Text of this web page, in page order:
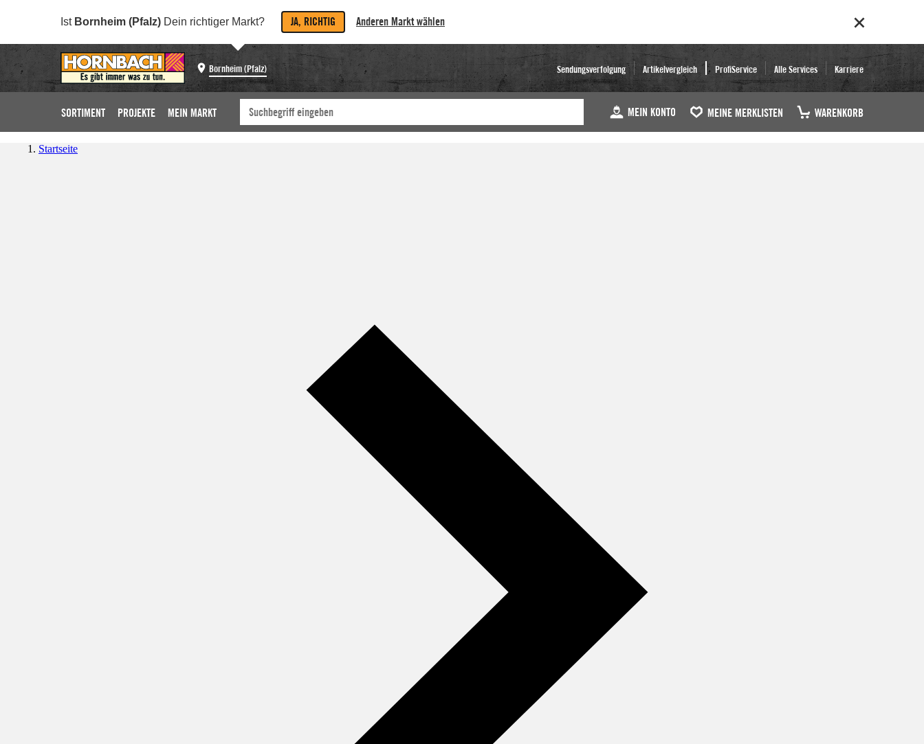
Ist Bornheim (Pfalz) Dein richtiger Markt? JA, RICHTIG Anderen Markt wählen
Bornheim (Pfalz) Sendungsverfolgung Artikelvergleich ProfiService Alle Services Karriere
SORTIMENT PROJEKTE MEIN MARKT MEIN KONTO MEINE MERKLISTEN WARENKORB
Startseite